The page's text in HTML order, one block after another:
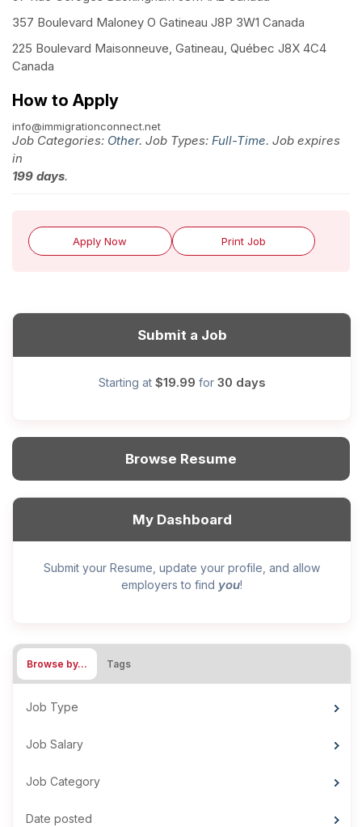
357 Boulevard Maloney O Gatineau J8P 3W1 Canada
225 Boulevard Maisonneuve, Gatineau, Québec J8X 4C4
Canada
How to Apply
info@immigrationconnect.net
Job Categories: Other. Job Types: Full-Time. Job expires
in
199 days.
Apply Now Print Job
Submit a Job
Starting at $19.99 for 30 days
Browse Resume
My Dashboard
Submit your Resume, update your profile, and allow
employers to find you!
Browse by… Tags
Job Type
Job Salary
Job Category
Date posted